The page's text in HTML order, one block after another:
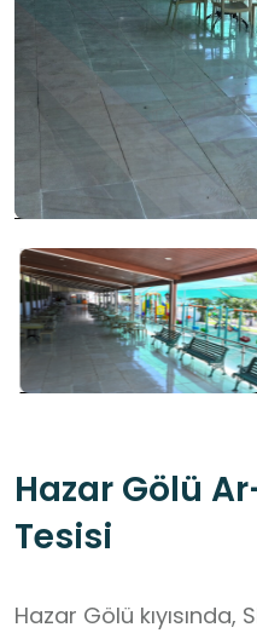
Hazar Gölü
Tesisi
Hazar Gölü kıyısında,